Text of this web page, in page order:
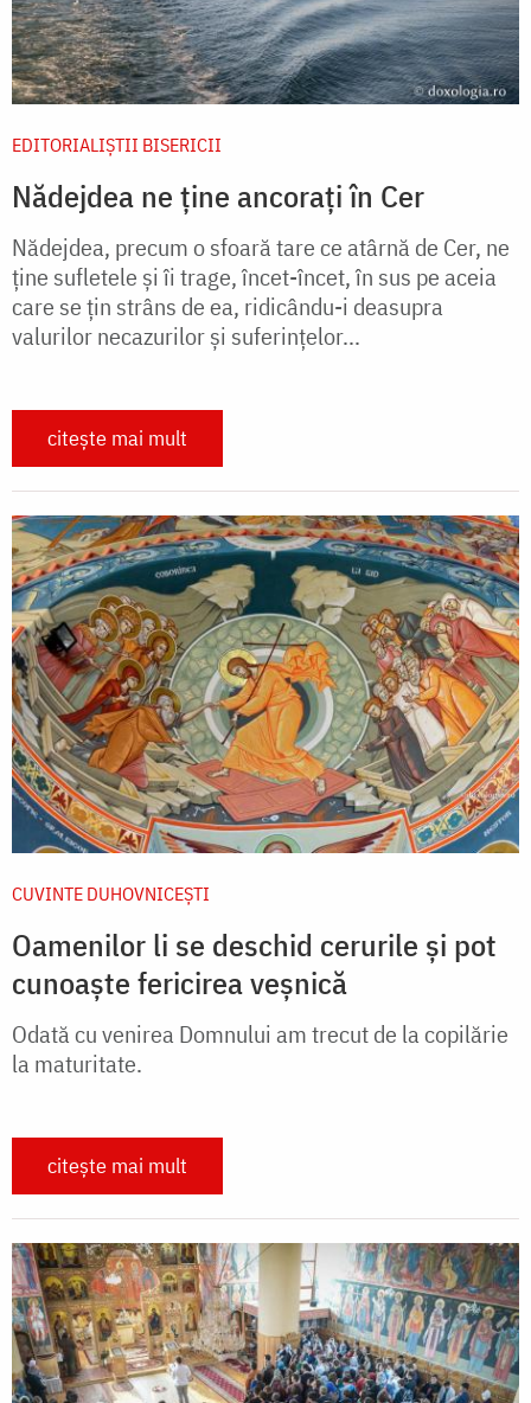
EDITORIALIȘTII BISERICII
Nădejdea ne ține ancorați în Cer
Nădejdea, precum o sfoară tare ce atârnă de Cer, ne
ţine sufletele şi îi trage, încet-încet, în sus pe aceia
care se ţin strâns de ea, ridicându-i deasupra
valurilor necazurilor şi suferinţelor...
citește mai mult
CUVINTE DUHOVNICEȘTI
Oamenilor li se deschid cerurile și pot
cunoaște fericirea veșnică
Odată cu venirea Domnului am trecut de la copilărie
la maturitate.
citește mai mult